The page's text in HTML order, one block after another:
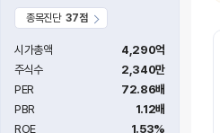
종목진단37점
시가총액
4,290억
주식수
2,340만
PER
72.86배
PBR
1.12배
ROE
1.53%